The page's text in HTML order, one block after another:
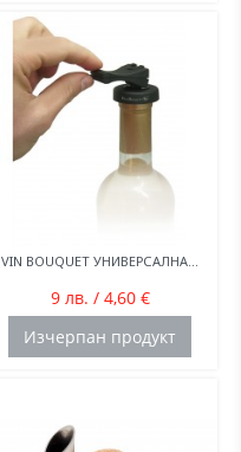
VIN BOUQUET УНИВЕРСАЛНА...
9 лв. / 4,60 €
Изчерпан продукт